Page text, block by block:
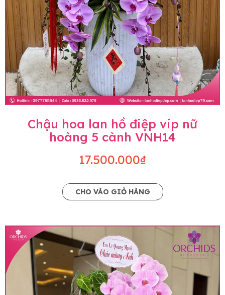
Chậu hoa lan hồ điệp vip nữ
hoàng 5 cành VNH14
17.500.000₫
CHO VÀO GIỎ HÀNG